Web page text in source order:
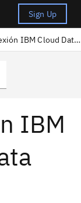
Sign Up
Conexión IBM Cloud Data Engine
IBM